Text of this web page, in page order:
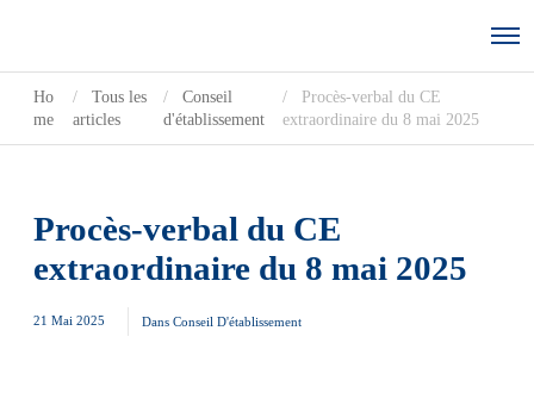
Ho
me
Tous les
articles
Conseil
d'établissement
Procès-verbal du CE
extraordinaire du 8 mai 2025
Procès-verbal du CE
extraordinaire du 8 mai 2025
21 Mai 2025 Dans Conseil D'établissement